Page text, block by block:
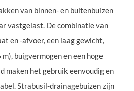
van binnen- en buitenbuizen
vastgelast. De combinatie van
en -afvoer, een laag gewicht,
buigvermogen en een hoge
maken het gebruik eenvoudig en
Strabusil-drainagebuizen zijn